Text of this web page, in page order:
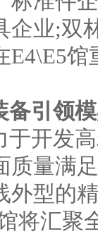
企业;双
E4\E5
备引领
于开发
质量满
外型的
将汇